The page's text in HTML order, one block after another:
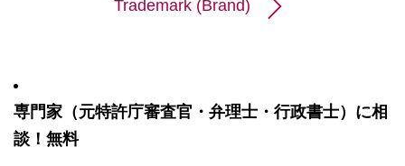
Trademark (Brand)
専門家（元特許庁審査官・弁理士・行政書士）に相
談！無料